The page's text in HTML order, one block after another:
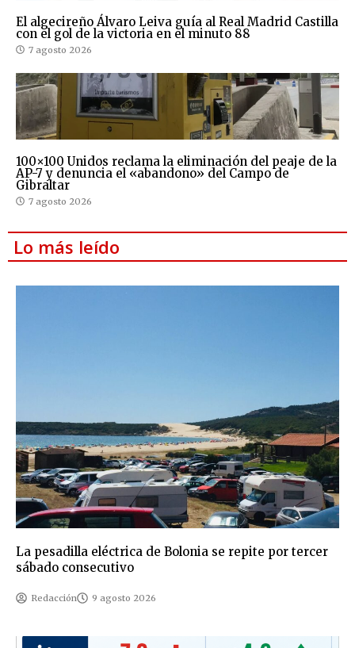
El algecireño Álvaro Leiva guía al Real Madrid Castilla
con el gol de la victoria en el minuto 88
7 agosto 2026
100×100 Unidos reclama la eliminación del peaje de la
AP-7 y denuncia el «abandono» del Campo de
Gibraltar
7 agosto 2026
Lo más leído
La pesadilla eléctrica de Bolonia se repite por tercer
sábado consecutivo
Redacción 9 agosto 2026